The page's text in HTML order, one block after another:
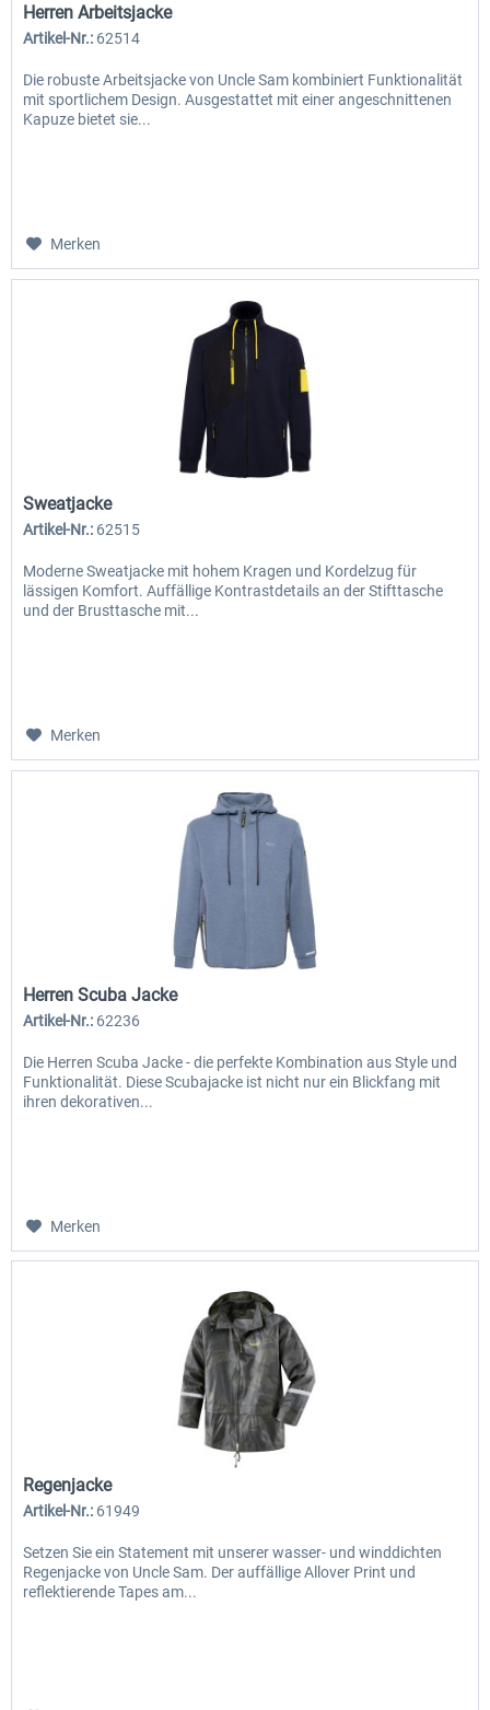
Herren Arbeitsjacke
Artikel-Nr.: 62514
Die robuste Arbeitsjacke von Uncle Sam kombiniert Funktionalität
mit sportlichem Design. Ausgestattet mit einer angeschnittenen
Kapuze bietet sie...
Merken
Sweatjacke
Artikel-Nr.: 62515
Moderne Sweatjacke mit hohem Kragen und Kordelzug für
lässigen Komfort. Auffällige Kontrastdetails an der Stifttasche
und der Brusttasche mit...
Merken
Herren Scuba Jacke
Artikel-Nr.: 62236
Die Herren Scuba Jacke - die perfekte Kombination aus Style und
Funktionalität. Diese Scubajacke ist nicht nur ein Blickfang mit
ihren dekorativen...
Merken
Regenjacke
Artikel-Nr.: 61949
Setzen Sie ein Statement mit unserer wasser- und winddichten
Regenjacke von Uncle Sam. Der auffällige Allover Print und
reflektierende Tapes am...